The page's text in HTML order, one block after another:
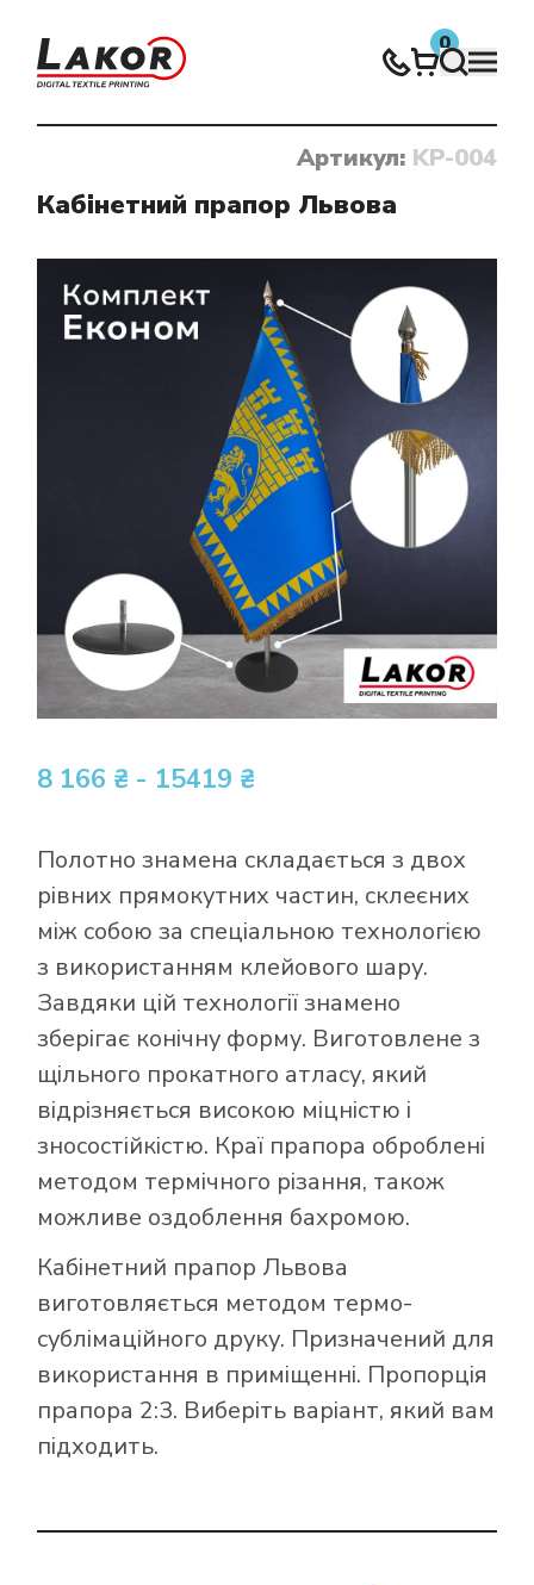
0
Нічого не знайденоАртикул: KP-004
Кабінетний прапор Львова
8 166 ₴ - 15419 ₴
Полотно знамена складається з двох
рівних прямокутних частин, склеєних
між собою за спеціальною технологією
з використанням клейового шару.
Завдяки цій технології знамено
зберігає конічну форму. Виготовлене ​​з
щільного прокатного атласу, який
відрізняється високою міцністю і
зносостійкістю. Краї прапора оброблені
методом термічного різання, також
можливе оздоблення бахромою.
Кабінетний прапор Львова
виготовляється методом термо-
сублімаційного друку. Призначений для
використання в приміщенні. Пропорція
прапора 2:3. Виберіть варіант, який вам
підходить.